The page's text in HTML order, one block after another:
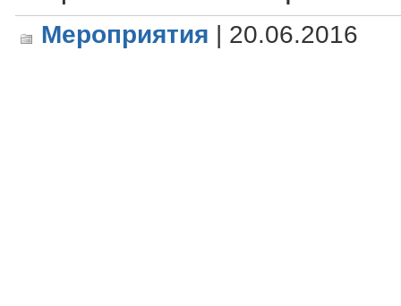
Мероприятия | 20.06.2016